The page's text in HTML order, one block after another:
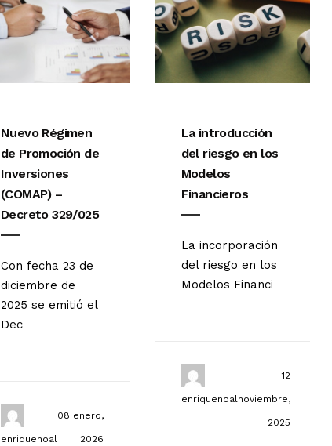
Nuevo Régimen
de Promoción de
Inversiones
(COMAP) –
Decreto 329/025
Con fecha 23 de
diciembre de
2025 se emitió el
Dec
enriquenoal
08 enero,
2026
La introducción
del riesgo en los
Modelos
Financieros
La incorporación
del riesgo en los
Modelos Financi
enriquenoal
12
noviembre,
2025